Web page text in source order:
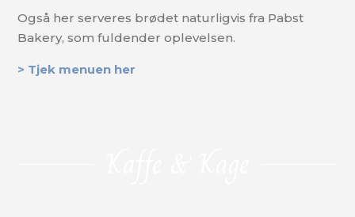
Også her serveres brødet naturligvis fra Pabst
Bakery, som fuldender oplevelsen.
> Tjek menuen her